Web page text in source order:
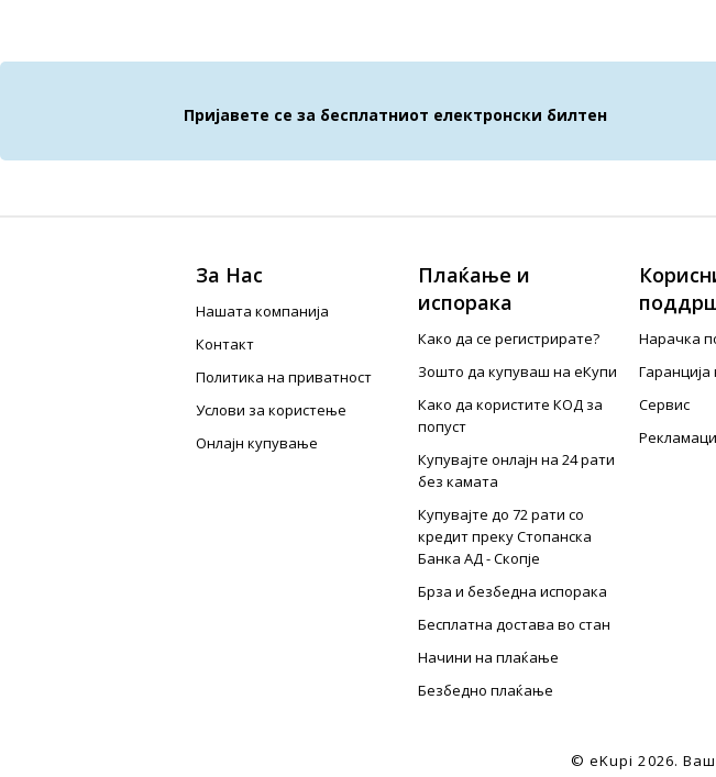
Пријавете се за бесплатниот електронски билтен
За Нас
Нашата компанија
Контакт
Политика на приватност
Услови за користење
Онлајн купување
Плаќање и
испорака
Како да се регистрирате?
Зошто да купуваш на еКупи
Како да користите КОД за
попуст
Купувајте онлајн на 24 рати
без камата
Купувајте до 72 рати со
кредит преку Стопанска
Банка АД - Скопје
Брза и безбедна испорака
Бесплатна достава во стан
Начини на плаќање
Безбедно плаќање
Нарачка
Сервис
© eKupi2026.